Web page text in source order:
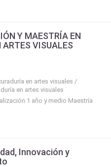
Y MAESTRÍA EN
ARTES VISUALES
en artes visuales /
en artes visuales
1 año y medio Maestría
Innovación y